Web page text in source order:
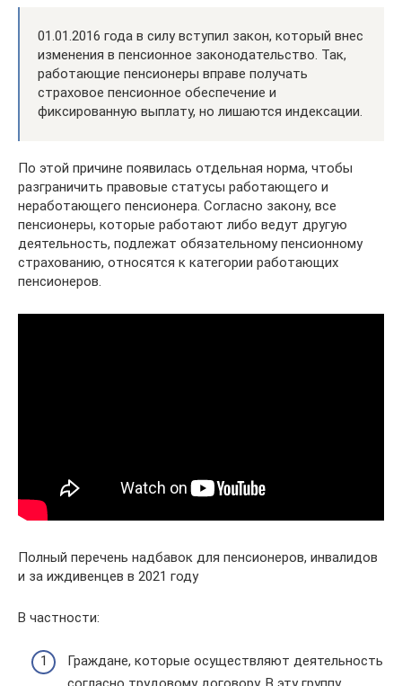
01.01.2016 года в силу вступил закон, который внес
изменения в пенсионное законодательство. Так,
работающие пенсионеры вправе получать
страховое пенсионное обеспечение и
фиксированную выплату, но лишаются индексации.
По этой причине появилась отдельная норма, чтобы
разграничить правовые статусы работающего и
неработающего пенсионера. Согласно закону, все
пенсионеры, которые работают либо ведут другую
деятельность, подлежат обязательному пенсионному
страхованию, относятся к категории работающих
пенсионеров.
Полный перечень надбавок для пенсионеров, инвалидов
и за иждивенцев в 2021 году
В частности:
Граждане, которые осуществляют деятельность